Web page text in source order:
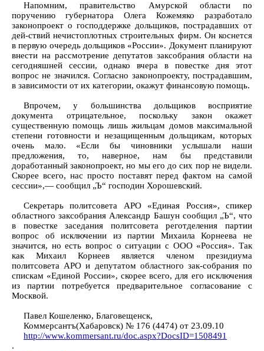
Напомним, правительство Амурской области по
поручению губернатора Олега Кожемяко разработало
законопроект о господдержке дольщиков, пострадавших от
дей-ствий нечистоплотных строительных фирм. Он коснется
в первую очередь дольщиков «России». Документ планируют
внести на рассмотрение депутатов заксобрания области на
сегодняшней сессии, однако вчера в повестке дня этот
вопрос не значился. Согласно законопроекту, пострадавшим,
в зависимости от их категории, окажут финансовую помощь.
Впрочем, у большинства дольщиков восприятие
документа отрицательное, поскольку закон окажет
существенную помощь лишь жильцам домов максимальной
степени готовности и незащищенным дольщикам, которых
очень мало. «Если бы чиновники услышали наши
предложения, то, наверное, нам бы представили
доработанный законопроект, но мы его до сих пор не видели.
Cкорее всего, нас просто поставят перед фактом на самой
сессии»,— сообщил „Ъ“ господин Хорошевский.
Секретарь политсовета АРО «Единая Россия», спикер
областного заксобрания Александр Башун сообщил „Ъ“, что
в повестке заседания политсовета реготделения партии
вопрос об исключении из партии Михаила Корнеева не
значится, но есть вопрос о ситуации с ООО «Россия». Так
как Михаил Корнеев является членом президиума
политсовета АРО и депутатом областного зак-собрания по
спискам «Единой России», скорее всего, для его исключения
из партии потребуется предварительное согласование с
Москвой.
Павел Кошеленко, Благовещенск,
Коммерсантъ(Хабаровск) № 176 (4474) от 23.09.10
http://www.kommersant.ru/doc.aspx?DocsID=1508491
.